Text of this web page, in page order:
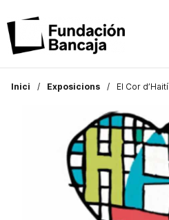
Inici Exposicions El Cor d’Haití